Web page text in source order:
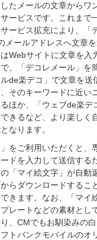
したメールの文章からワ
ービスです。これまで
ービス拡充により、「
メールアドレスへ文章
Webサイトに文章を入
、「デコレメール」を
de楽デコ」で文章を送
そのキーワードに近い
ほか、「ウェブde楽デ
きるなど、より楽しく
なります。
をご利用いただくと、
ドを入力して送信する
「マイ絵文字」が自動
らダウンロードするこ
きます。なお、「マイ
レートなどの素材とし
、CMでもお馴染みの白
フトバンクモバイルのオ